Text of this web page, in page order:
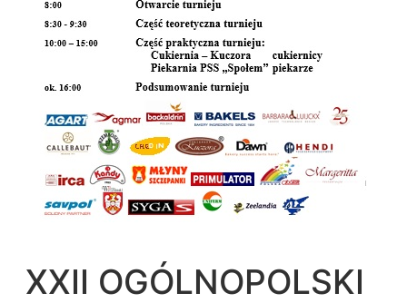
XXII OGÓLNOPOLSKI